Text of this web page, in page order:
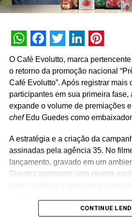
NÃO PERCA
Bmg leva dez torcedores com
do Vasco
WhatsApp
Facebook
Twitter
LinkedIn
O Café Evolutto, marca
o retorno da promoção nacional
Café Evolutto”. Após registrar mais
participantes em sua primeira fase,
expande o volume de premiações
chefEdu Guedes como
A estratégia e a criação da
assinadas pela agência 35. No
lançamento, gravado em um
Guedes apresenta uma receita
de forma consistente, aCONTINUE